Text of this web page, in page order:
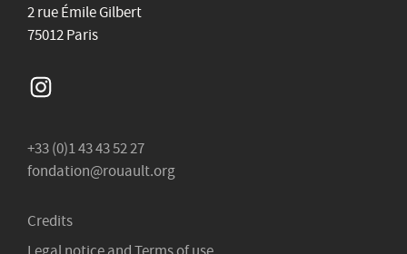
2 rue Émile Gilbert
75012 Paris
Instagram
+33 (0)1 43 43 52 27
fondation@rouault.org
Credits